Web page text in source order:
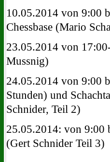
10.05.2014 von 9:00
Chessbase (Mario
23.05.2014 von
Mussnig)
24.05.2014 von 9:00
Stunden) und
Schnider, Teil 2)
25.05.2014: von 9:00
(Gert Schnider Teil 3)